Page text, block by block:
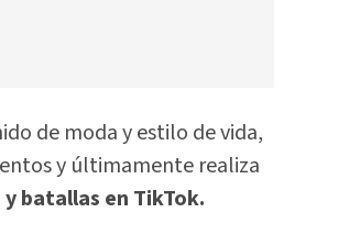
de moda y estilo de vida,
y últimamente realiza
batallas en TikTok.